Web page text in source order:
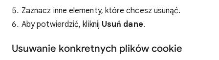
Zaznacz inne elementy, które chcesz usunąć.
Aby potwierdzić, kliknij Usuń dane.
Usuwanie konkretnych plików cookie